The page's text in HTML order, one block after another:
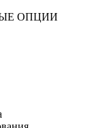
ОПЦИИ